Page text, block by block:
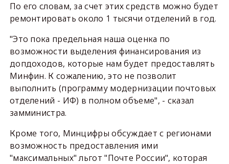
По его словам, за счет этих средств можно будет
ремонтировать около 1 тысячи отделений в год.
"Это пока предельная наша оценка по
возможности выделения финансирования из
допдоходов, которые нам будет предоставлять
Минфин. К сожалению, это не позволит
выполнить (программу модернизации почтовых
отделений - ИФ) в полном объеме", - сказал
замминистра.
Кроме того, Минцифры обсуждает с регионами
возможность предоставления ими
"максимальных" льгот "Почте России", которая